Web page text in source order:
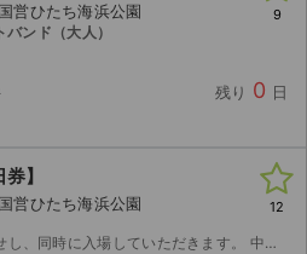
ひたち海浜公園
ンド（大人）
残り 0 日
9
】
ひたち海浜公園
いただきます。 中止以外はいかなる場合も返金不可です。
12